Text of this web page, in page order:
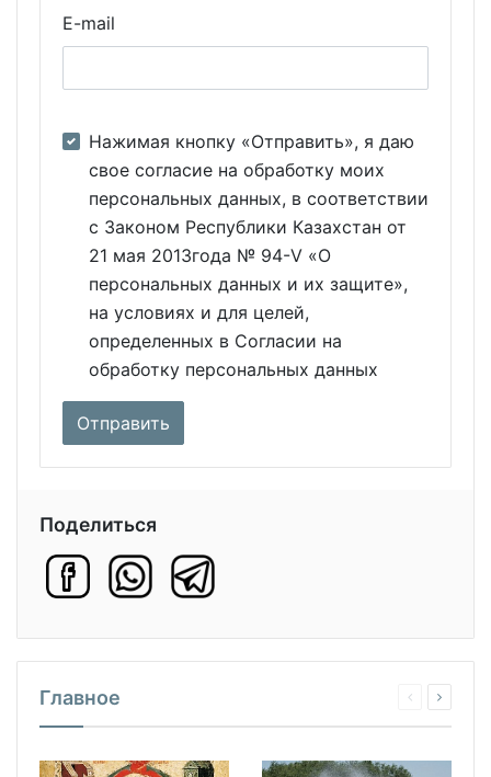
E-mail
Нажимая кнопку «Отправить», я даю
свое согласие на обработку моих
персональных данных, в соответствии
с Законом Республики Казахстан от
21 мая 2013года № 94-V «О
персональных данных и их защите»,
на условиях и для целей,
определенных в Согласии на
обработку персональных данных
Поделиться
Главное